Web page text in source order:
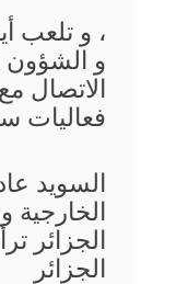
، و تلعب
و الشؤون
الاتصال
فعاليات
السويد
الخارجية
الجزائر
الجزائر